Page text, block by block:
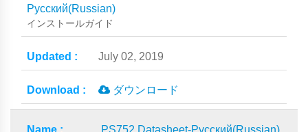
Русский(Russian)
インストールガイド
July 02, 2019
ダウンロード
PS752 Datasheet-Русский(Russian)